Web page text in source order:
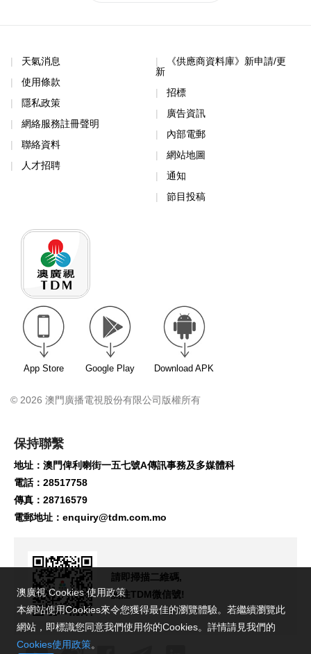
天氣消息
使用條款
隱私政策
網絡服務註冊聲明
聯絡資料
人才招聘
《供應商資料庫》新申請/更
新
招標
廣告資訊
內部電郵
網站地圖
通知
節目投稿
App Store Google Play Download APK
© 2026 澳門廣播電視股份有限公司版權所有
保持聯繫
地址：澳門俾利喇街一五七號A傳訊事務及多媒體科
電話：28517758
傳真：28716579
電郵地址： enquiry@tdm.com.mo
請即掃描二維碼,
關注TDM微信號!
澳廣視 Cookies 使用政策
本網站使用Cookies來令您獲得最佳的瀏覽體驗。若繼續瀏覽此
網站，即標識您同意我們使用你的Cookies。詳情請見我們的
Cookies使用政策。